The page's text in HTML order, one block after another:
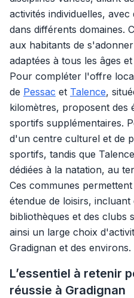
activités individuelles,
dans différents domaines.
aux habitants de
adaptées à tous les âges
Pour compléter l'offre
de Pessac et Talence,
kilomètres, proposent des
sportifs supplémentaires.
d'un centre culturel et de
sportifs, tandis que
dédiées à la natation, au
Ces communes
étendue de loisirs, incluant
bibliothèques et des clubs
ainsi un large choix
Gradignan et des environs.
L’essentiel à retenir
réussie à Gradignan